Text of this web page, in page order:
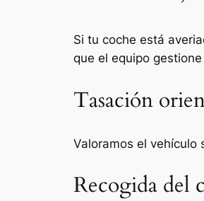
Si tu coche está
que el equipo
Tasación
Valoramos el vehículo
Recogida del